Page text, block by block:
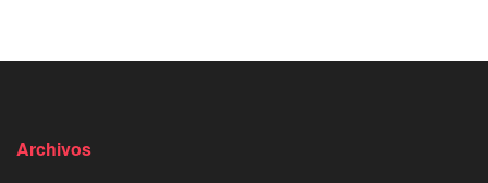
Archivos